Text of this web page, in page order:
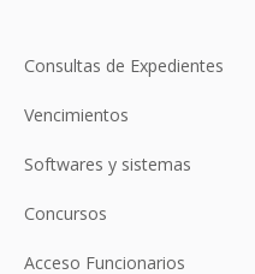
Consultas de Expedientes
Vencimientos
Softwares y sistemas
Concursos
Acceso Funcionarios